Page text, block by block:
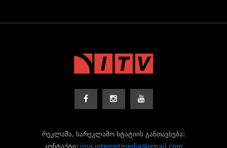
რეკლამა, სარეკლამო სტატიის განთავსება:
კონტაქტი: img.internetmedia@gmail.com